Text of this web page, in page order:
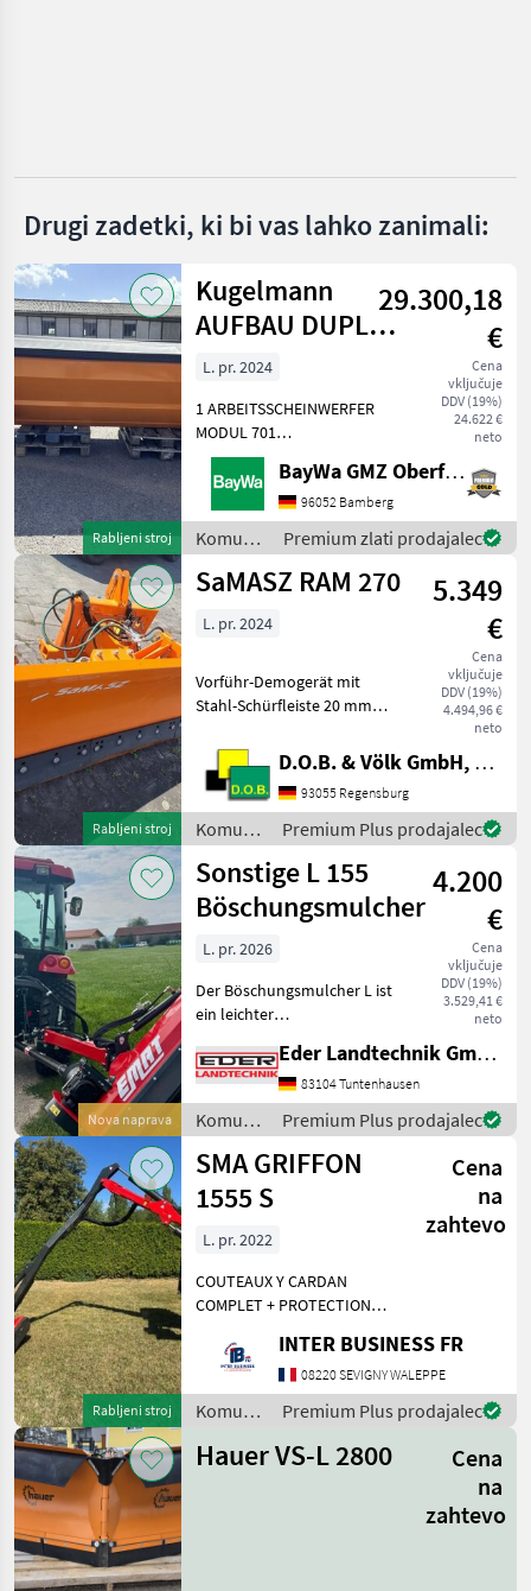
Greentec
Jack
Prikaži
vse
(36)
Marketplace
Ponudbe
trgovcev
Mali
oglasi
Drugi zadetki, ki bi vas lahko zanimali:
Rabljeni stroj
Kugelmann
AUFBAU DUPLEX
3,2 M³
29.300,18
€
Cena
vključuje
DDV (19%)
24.622 €
neto
L. pr. 2024
1 ARBEITSSCHEINWERFER
MODUL 701
AUFSTIEGSLEITER A
DUPLEX VA1 ELEKTRISCHE
STREUBILDVERSTELLUNG
(ESB)1 ELEKTRISCHE
STREUKONTROLLE (ESK)1
ERSTMONTAGE AM
FAHRZEUG1 KUPPL
BayWa GMZ Oberfranken
96052 Bamberg
Komunalna
oprema
/
Premium zlati prodajalec
Rabljeni stroj
SaMASZ RAM 270
5.349
€
Cena
vključuje
DDV (19%)
4.494,96 €
neto
L. pr. 2024
Vorführ-Demogerät mit
Stahl-Schürfleiste 20 mm
PSV Gleitkufensatz
Standard Komunalna
oprema Stroji za zimska
služba
D.O.B. & Völk GmbH, Filiale Regensburg
93055 Regensburg
Komunalna
oprema
/
Samasz
Premium Plus prodajalec
Nova naprava
Sonstige L 155
Böschungsmulcher
4.200
€
Cena
vključuje
DDV (19%)
3.529,41 €
neto
L. pr. 2026
Der Böschungsmulcher L ist
ein leichter
Parallelogrammführung
und die ideale Lösung für
Traktoren mit geringerer
Leistung (Ab 25 PS). Er
eignet s
Eder Landtechnik GmbH
83104 Tuntenhausen
Komunalna
oprema
/
Sonstige
Premium Plus prodajalec
Rabljeni stroj
SMA GRIFFON
1555 S
Cena
na
zahtevo
L. pr. 2022
COUTEAUX Y CARDAN
COMPLET + PROTECTION
HEURES Komunalna
oprema Kosilnica za brežine
INTER BUSINESS FR
08220 SEVIGNY WALEPPE
Komunalna
/ Cosma
Premium Plus prodajalec
Hauer VS-L 2800
Cena
na
zahtevo